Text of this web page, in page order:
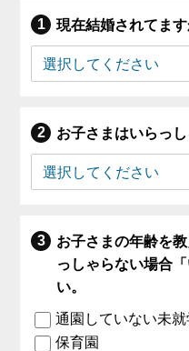
現在結婚されてます
お子さまはいらっし
お子さまの年齢を
っしゃらない場合
い。
通園していない未就
保育園